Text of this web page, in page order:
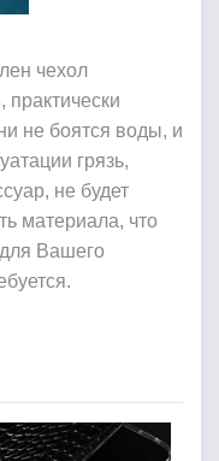
чехол
не боятся воды, и
грязь,
не будет
материала, что
Вашего